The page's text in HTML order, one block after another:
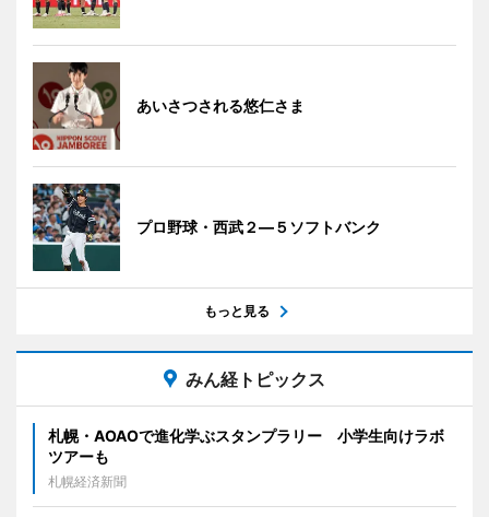
あいさつされる悠仁さま
プロ野球・西武２―５ソフトバンク
もっと見る
みん経トピックス
札幌・AOAOで進化学ぶスタンプラリー 小学生向けラボ
ツアーも
札幌経済新聞